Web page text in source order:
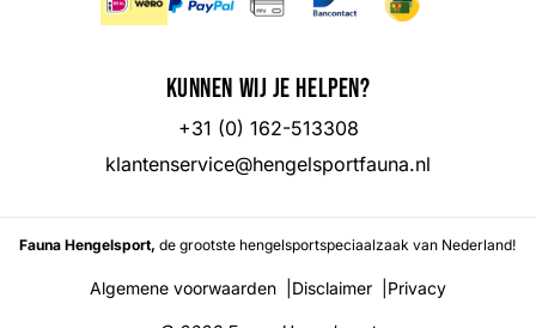
Kunnen wij je helpen?
+31 (0) 162-513308
klantenservice@hengelsportfauna.nl
Fauna Hengelsport, de grootste hengelsportspeciaalzaak van Nederland!
Algemene voorwaarden Disclaimer Privacy